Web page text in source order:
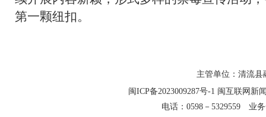
第一颗纽扣。
主管单位：清流县
闽ICP备2023009287号-1 闽互联网新
电话：0598－5329559 业